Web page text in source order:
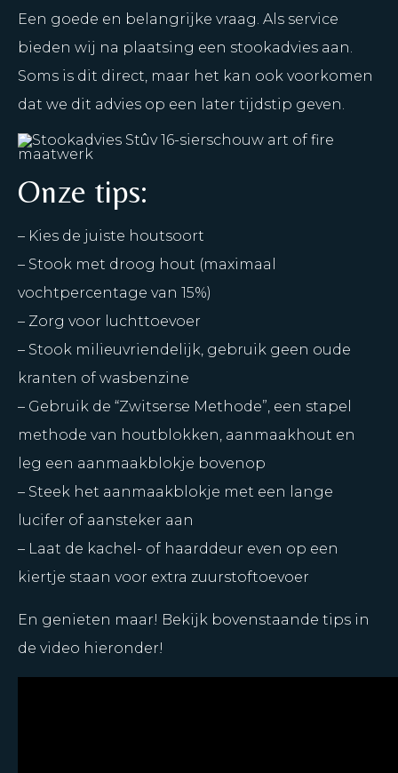
Een goede en belangrijke vraag. Als service
bieden wij na plaatsing een stookadvies aan.
Soms is dit direct, maar het kan ook voorkomen
dat we dit advies op een later tijdstip geven.
Onze tips:
– Kies de juiste houtsoort
– Stook met droog hout (maximaal
vochtpercentage van 15%)
– Zorg voor luchttoevoer
– Stook milieuvriendelijk, gebruik geen oude
kranten of wasbenzine
– Gebruik de “Zwitserse Methode”, een stapel
methode van houtblokken, aanmaakhout en
leg een aanmaakblokje bovenop
– Steek het aanmaakblokje met een lange
lucifer of aansteker aan
– Laat de kachel- of haarddeur even op een
kiertje staan voor extra zuurstoftoevoer
En genieten maar! Bekijk bovenstaande tips in
de video hieronder!